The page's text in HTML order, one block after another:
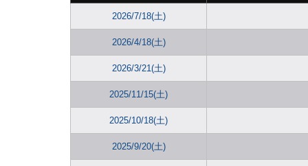
2026/7/18(土)
2026/4/18(土)
2026/3/21(土)
2025/11/15(土)
2025/10/18(土)
2025/9/20(土)